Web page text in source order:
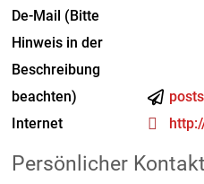
De-Mail (Bitte
Hinweis in der
Beschreibung
beachten)
Internet
Persönlicher Kontakt